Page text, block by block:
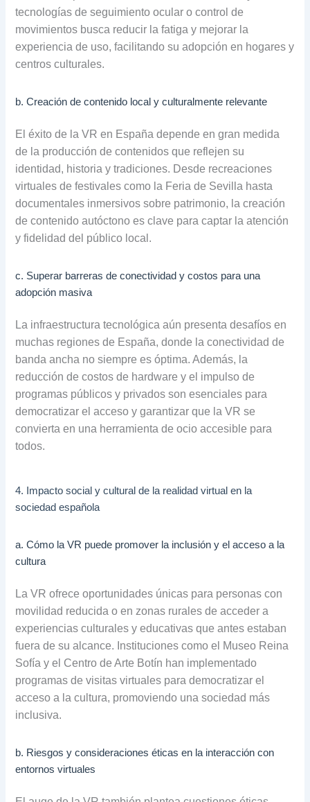
tecnologías de seguimiento ocular o control de
movimientos busca reducir la fatiga y mejorar la
experiencia de uso, facilitando su adopción en hogares y
centros culturales.
b. Creación de contenido local y culturalmente relevante
El éxito de la VR en España depende en gran medida
de la producción de contenidos que reflejen su
identidad, historia y tradiciones. Desde recreaciones
virtuales de festivales como la Feria de Sevilla hasta
documentales inmersivos sobre patrimonio, la creación
de contenido autóctono es clave para captar la atención
y fidelidad del público local.
c. Superar barreras de conectividad y costos para una
adopción masiva
La infraestructura tecnológica aún presenta desafíos en
muchas regiones de España, donde la conectividad de
banda ancha no siempre es óptima. Además, la
reducción de costos de hardware y el impulso de
programas públicos y privados son esenciales para
democratizar el acceso y garantizar que la VR se
convierta en una herramienta de ocio accesible para
todos.
4. Impacto social y cultural de la realidad virtual en la
sociedad española
a. Cómo la VR puede promover la inclusión y el acceso a la
cultura
La VR ofrece oportunidades únicas para personas con
movilidad reducida o en zonas rurales de acceder a
experiencias culturales y educativas que antes estaban
fuera de su alcance. Instituciones como el Museo Reina
Sofía y el Centro de Arte Botín han implementado
programas de visitas virtuales para democratizar el
acceso a la cultura, promoviendo una sociedad más
inclusiva.
b. Riesgos y consideraciones éticas en la interacción con
entornos virtuales